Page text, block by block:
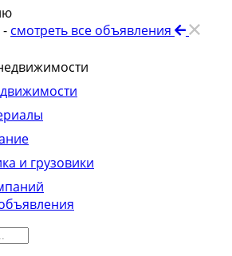
смотреть все объявления
и грузовики